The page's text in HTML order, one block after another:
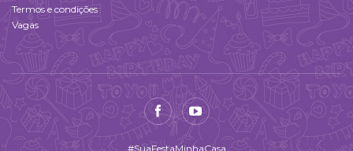
Termos e condições
Vagas
#SuaFestaMinhaCasa